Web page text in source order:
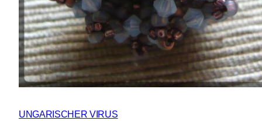
UNGARISCHER VIRUS